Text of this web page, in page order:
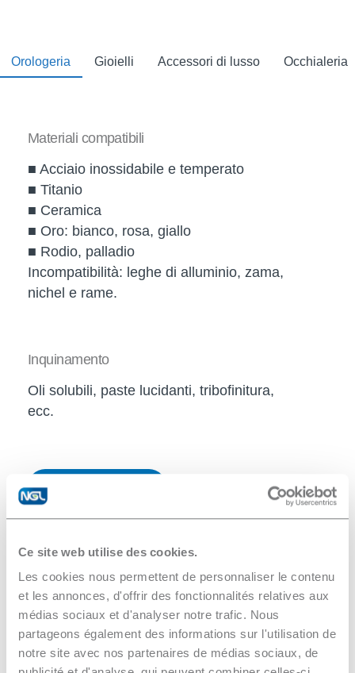
Ce site web utilise des cookies.
Les cookies nous permettent de personnaliser le contenu
et les annonces, d'offrir des fonctionnalités relatives aux
médias sociaux et d'analyser notre trafic. Nous
partageons également des informations sur l'utilisation de
notre site avec nos partenaires de médias sociaux, de
Orologeria Gioielli Accessori di lusso Occhialeria
Materiali compatibili
■ Acciaio inossidabile e temperato
■ Titanio
■ Ceramica
■ Oro: bianco, rosa, giallo
■ Rodio, palladio
Incompatibilità: leghe di alluminio, zama,
nichel e rame.
Inquinamento
Oli solubili, paste lucidanti, tribofinitura,
ecc.
Scarica la scheda tecnica
Guarda i
prodotti